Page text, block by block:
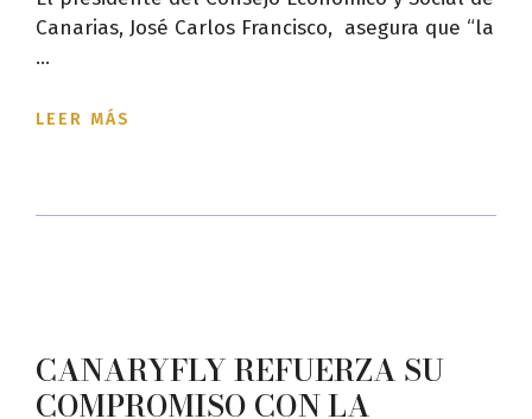
Canarias, José Carlos Francisco, asegura que “la
...
LEER MÁS
CANARYFLY REFUERZA SU
COMPROMISO CON LA